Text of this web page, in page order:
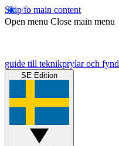
Skip to main content
Open menu Close main menu
guide till teknikprylar och fynd
SE Edition